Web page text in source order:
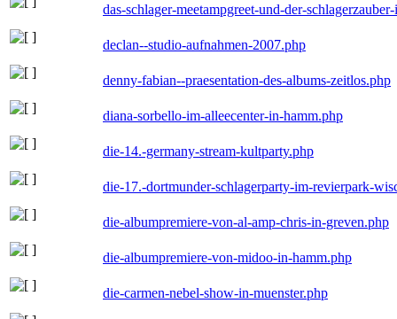
das-schlager-meetampgreet-und-der-
declan--studio-aufnahmen-2007.php
denny-fabian--praesentation-des-albums-zeitlos.php
diana-sorbello-im-alleecenter-in-hamm.php
die-14.-germany-stream-kultparty.php
die-17.-dortmunder-schlagerparty-im-revierpark-
die-albumpremiere-von-al-amp-chris-in-greven.php
die-albumpremiere-von-midoo-in-hamm.php
die-carmen-nebel-show-in-muenster.php